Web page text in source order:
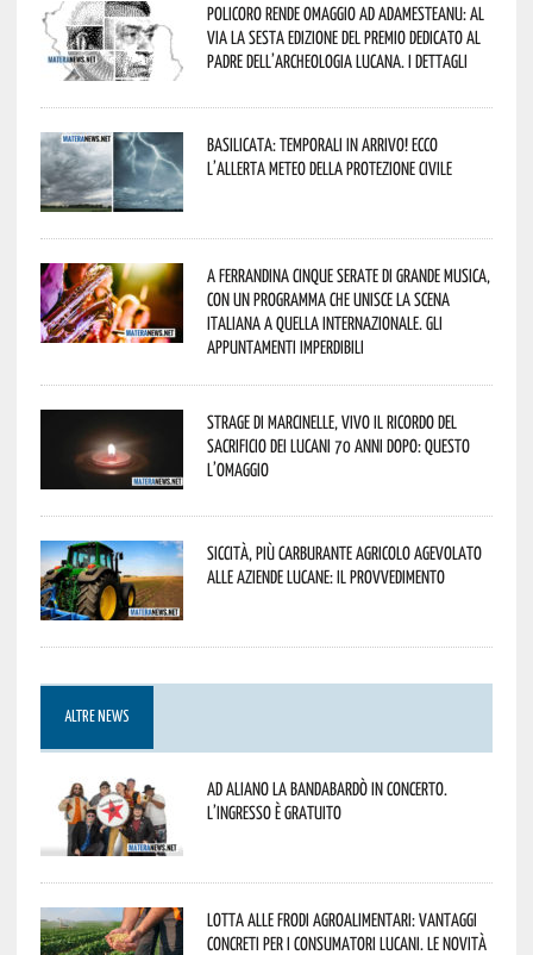
Policoro rende omaggio ad Adamesteanu: al
via la sesta edizione del Premio dedicato al
padre dell’archeologia lucana. I dettagli
Basilicata: temporali in arrivo! Ecco
l’allerta meteo della Protezione civile
A Ferrandina cinque serate di grande musica,
con un programma che unisce la scena
italiana a quella internazionale. Gli
appuntamenti imperdibili
Strage di Marcinelle, vivo il ricordo del
sacrificio dei lucani 70 anni dopo: questo
l’omaggio
Siccità, più carburante agricolo agevolato
alle aziende lucane: il provvedimento
ALTRE NEWS
Ad Aliano la Bandabardò in concerto.
L’ingresso è gratuito
Lotta alle frodi agroalimentari: vantaggi
concreti per i consumatori lucani. Le novità